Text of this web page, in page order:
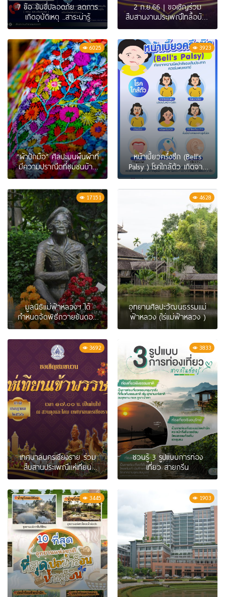
7 ข้อ ขับขี่ปลอดภัย ลดการ
เกิดอุบัติเหตุ ..สาระน่ารู้
2 ก.ย.66 | ขอเชิญร่วม
สืบสานงานประเพณีไทลื้อบ้าน
ศรีดอนชัย อ.เชียงของ ( พิธี
เปิดกาดไตลื้อศรีดอนชัย และ
พิธีกล่อมฝ้ายจัยยะมงคล )
6025
“ผ้าปักมือ” ศิลปะบนผืนผ้าที่
มีความปราณีตที่ชุมชนบ้าน
สันกอง อ.แม่จัน จ.เชียงราย
3923
หน้าเบี้ยวครึ่งซีก (Bell’s
Palsy ) โรคใกล้ตัว เกิดจาก
ความผิดปกติของเส้นประสาท
ควรรีบพบแพทย์
17151
มูลนิธิแม่ฟ้าหลวงฯ ได้
กำหนดจัดพิธีถวายขันดอก
ล้านนาสักการะ “แม่ฟ้า
หลวง” เป็นการถวายความ
เคารพอย่างสูงสุดตาม
ประเพณีล้านนา
4628
อุทยานศิลปะวัฒนธรรมแม่
ฟ้าหลวง (ไร่แม่ฟ้าหลวง )
3692
เทศบาลนครเชียงราย ร่วม
สืบสานประเพณี​แห่เทียน
พรรษา วันที่ 31 ก.ค. นี้ ณ
สวนตุงและโคมเทศบาลนคร
เชียงราย
3833
ชวนรู้ 3 รูปแบบการท่อง
เที่ยว สายกรีน
3445 1903